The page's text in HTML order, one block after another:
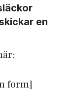
en
form]